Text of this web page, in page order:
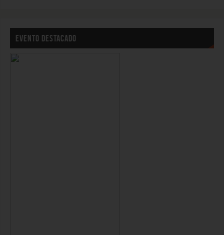
EVENTO DESTACADO